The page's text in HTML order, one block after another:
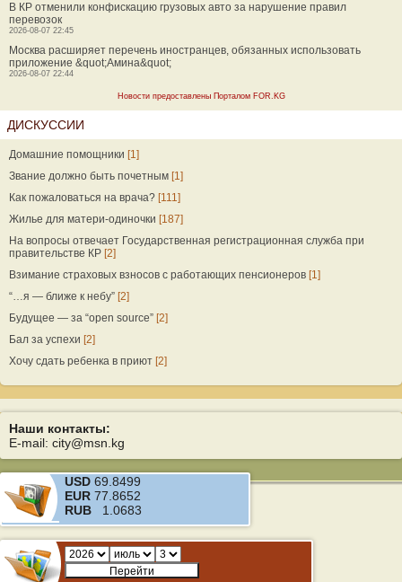
В КР отменили конфискацию грузовых авто за нарушение правил
перевозок
2026-08-07 22:45
Москва расширяет перечень иностранцев, обязанных использовать
приложение &quot;Амина&quot;
2026-08-07 22:44
Новости предоставлены Порталом FOR.KG
ДИСКУССИИ
Домашние помощники [1]
Звание должно быть почетным [1]
Как пожаловаться на врача? [111]
Жилье для матери-одиночки [187]
На вопросы отвечает Государственная регистрационная служба при
правительстве КР [2]
Взимание страховых взносов с работающих пенсионеров [1]
“…я — ближе к небу” [2]
Будущее — за “open source” [2]
Бал за успехи [2]
Хочу сдать ребенка в приют [2]
Наши контакты:
E-mail: city@msn.kg
USD 69.8499
EUR 77.8652
RUB 1.0683